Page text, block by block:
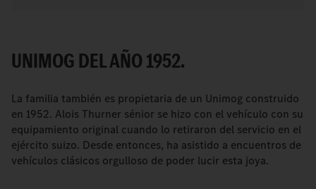
UNIMOG DEL AÑO 1952.
La familia también es propietaria de un Unimog construido
en 1952. Alois Thurner sénior se hizo con el vehículo con su
equipamiento original cuando lo retiraron del servicio en el
ejército suizo. Desde entonces, ha asistido a encuentros de
vehículos clásicos orgulloso de poder lucir esta joya.